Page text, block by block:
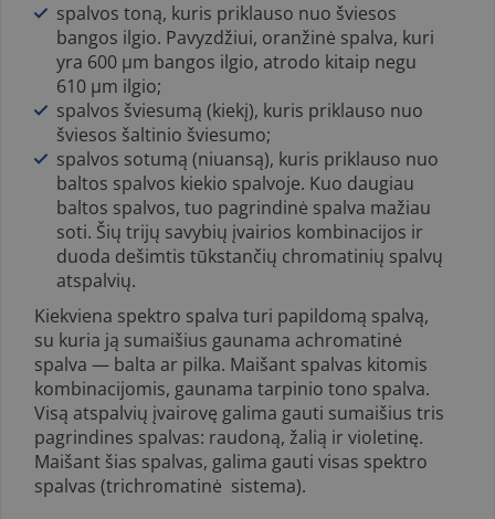
spalvos toną, kuris priklauso nuo šviesos
bangos ilgio. Pavyzdžiui, oranžinė spalva, kuri
yra 600 µm bangos ilgio, atrodo kitaip negu
610 µm ilgio;
spalvos šviesumą (kiekį), kuris priklauso nuo
šviesos šaltinio šviesumo;
spalvos so­tumą (niuansą), kuris priklauso nuo
baltos spalvos kiekio spalvoje. Kuo daugiau
baltos spalvos, tuo pagrindinė spalva mažiau
soti. Šių trijų sa­vybių įvairios kombinacijos ir
duoda dešimtis tūkstančių chromatinių spalvų
atspalvių.
Kiekviena spektro spalva turi papildomą spalvą,
su kuria ją sumai­šius gaunama achromatinė
spalva — balta ar pilka. Maišant spalvas ki­tomis
kombinacijomis, gaunama tarpinio tono spalva.
Visą atspalvių įvairovę galima gauti sumaišius tris
pagrindines spalvas: raudoną, žalią ir violetinę.
Maišant šias spalvas, galima gauti visas spektro
spalvas (trichromatinė sistema).